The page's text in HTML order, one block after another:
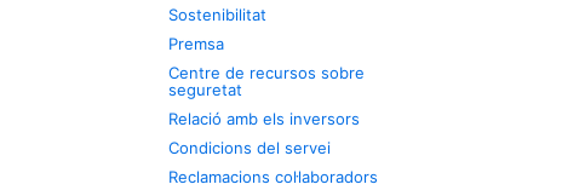
Sostenibilitat
Premsa
Centre de recursos sobre
seguretat
Relació amb els inversors
Condicions del servei
Reclamacions col·laboradors